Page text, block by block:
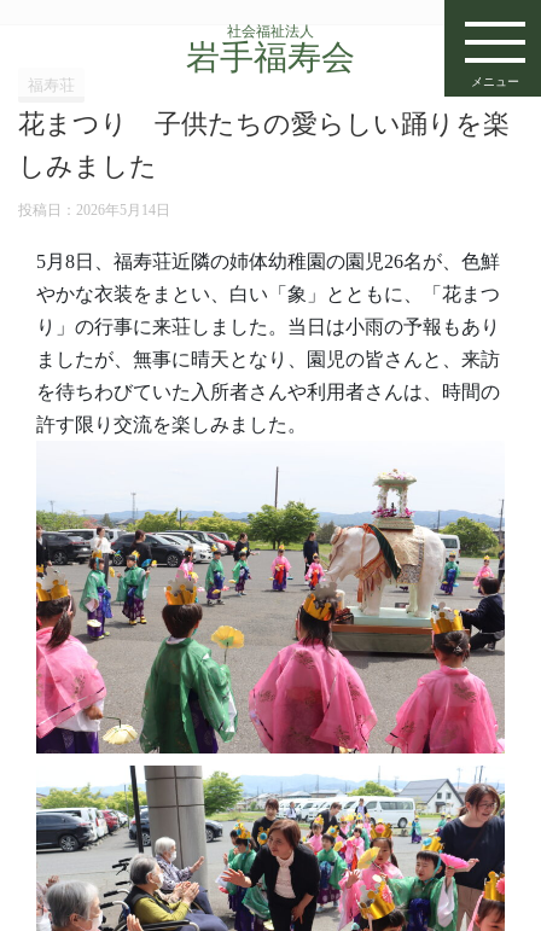
社会福祉法人
岩手福寿会
メニュー
福寿荘
花まつり 子供たちの愛らしい踊りを楽
しみました
投稿日： 2026年5月14日
5月8日、福寿荘近隣の姉体幼稚園の園児26名が、色鮮
やかな衣装をまとい、白い「象」とともに、「花まつ
り」の行事に来荘しました。当日は小雨の予報もあり
ましたが、無事に晴天となり、園児の皆さんと、来訪
を待ちわびていた入所者さんや利用者さんは、時間の
許す限り交流を楽しみました。